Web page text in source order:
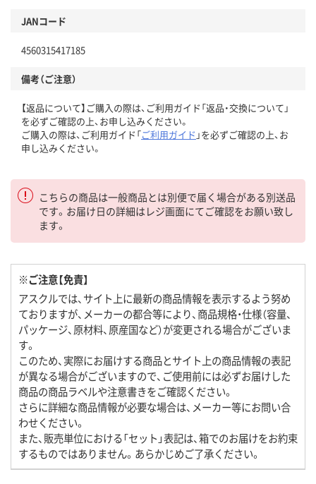
JANコード
4560315417185
備考（ご注意）
【返品について】ご購入の際は、ご利用ガイド「返品・交換について」
を必ずご確認の上、お申し込みください。
ご購入の際は、ご利用ガイド「ご利用ガイド 」を必ずご確認の上、お
申し込みください。
こちらの商品は一般商品とは別便で届く場合がある別送品
です。お届け日の詳細はレジ画面にてご確認をお願い致し
ます。
※ご注意【免責】
アスクルでは、サイト上に最新の商品情報を表示するよう努め
ておりますが、メーカーの都合等により、商品規格・仕様（容量、
パッケージ、原材料、原産国など）が変更される場合がございま
す。
このため、実際にお届けする商品とサイト上の商品情報の表記
が異なる場合がございますので、ご使用前には必ずお届けした
商品の商品ラベルや注意書きをご確認ください。
さらに詳細な商品情報が必要な場合は、メーカー等にお問い合
わせください。
また、販売単位における「セット」表記は、箱でのお届けをお約束
するものではありません。あらかじめご了承ください。